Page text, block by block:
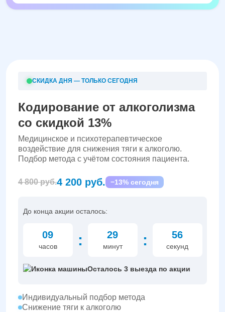
СКИДКА ДНЯ — ТОЛЬКО СЕГОДНЯ
Кодирование от алкоголизма
со скидкой 13%
Медицинское и психотерапевтическое
воздействие для снижения тяги к алкоголю.
Подбор метода с учётом состояния пациента.
4 800 руб.4 200 руб. −13% сегодня
До конца акции осталось:
09
часов : 29
минут : 55
секунд
Осталось 3 выезда по акции
Индивидуальный подбор метода
Снижение тяги к алкоголю